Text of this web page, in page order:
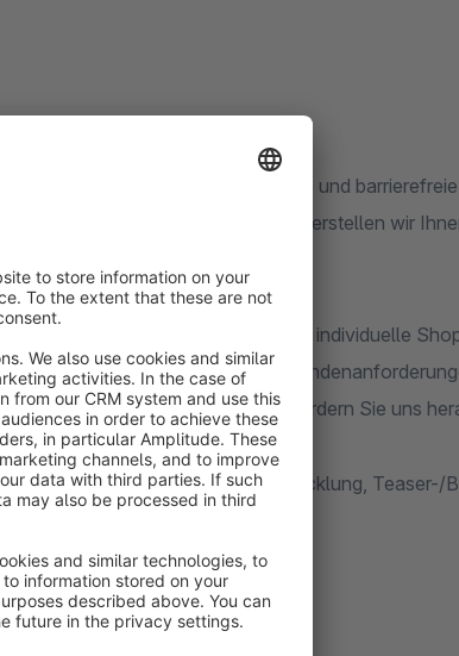
und bietet Ihnen professionelle und
Kundenwünsche komplett erfüllen, erstellen wir
haben wir unseren Fokus auf individuelle
Präzision und Zuverlässigkeit
Arbeitsweise überzeugen und fordern Sie uns
Angebot für Templateentwicklung, Teaser-/